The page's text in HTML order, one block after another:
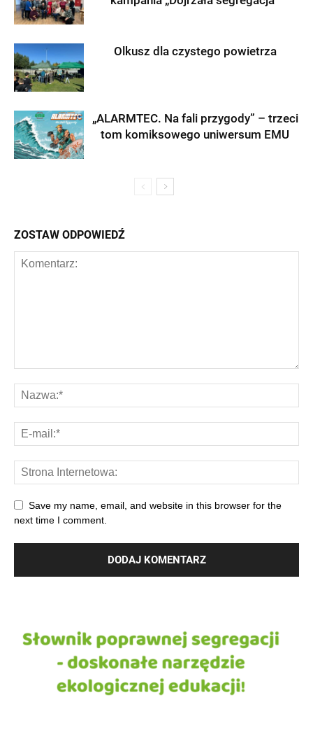
Olkusz dla czystego powietrza
„ALARMTEC. Na fali przygody” – trzeci
tom komiksowego uniwersum EMU
ZOSTAW ODPOWIEDŹ
Save my name, email, and website in this browser for the
next time I comment.